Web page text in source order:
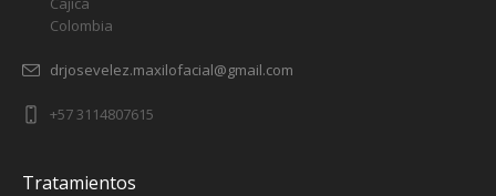
Colombia
drjosevelez.maxilofacial@gmail.com
+57 3114807615
Tratamientos